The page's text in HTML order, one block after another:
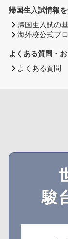
帰国生入試情報
帰国生入試の
海外校公式ブ
よくある質問・
よくある質問
駿